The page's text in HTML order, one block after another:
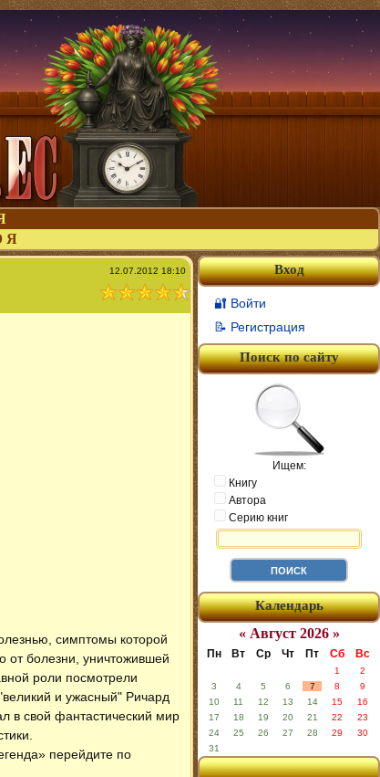
Я
12.07.2012 18:10
симптомы которой
болезни, уничтожившей
роли посмотрели
и ужасный" Ричард
в свой фантастический мир
перейдите по
Вход
🔐 Войти
📝 Регистрация
Поиск по сайту
Ищем:
Книгу
Автора
Серию книг
Календарь
« Август 2026 »
Пн Вт Ср Чт Пт Сб Вс
1
2
3
4 5 6 7 8
9
10
11 12 13 14 15
16
17
18 19 20 21 22
23
24
25 26 27 28 29
30
31